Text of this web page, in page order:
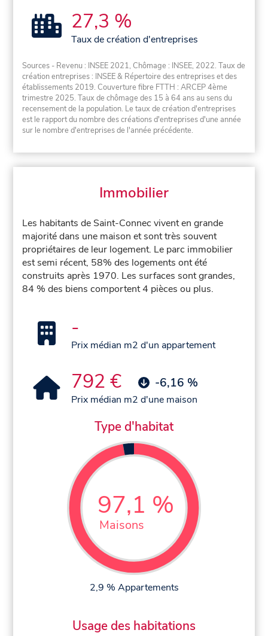
27,3 %
Taux de création d'entreprises
Sources - Revenu : INSEE 2021, Chômage : INSEE, 2022. Taux de
création entreprises : INSEE & Répertoire des entreprises et des
établissements 2019. Couverture fibre FTTH : ARCEP 4ème
trimestre 2025. Taux de chômage des 15 à 64 ans au sens du
recensement de la population. Le taux de création d'entreprises
est le rapport du nombre des créations d'entreprises d'une année
sur le nombre d'entreprises de l'année précédente.
Immobilier
Les habitants de Saint-Connec vivent en grande
majorité dans une maison et sont très souvent
propriétaires de leur logement. Le parc immobilier
est semi récent, 58% des logements ont été
construits après 1970. Les surfaces sont grandes,
84 % des biens comportent 4 pièces ou plus.
-
Prix médian m2 d'un appartement
792 € -6,16 %
Prix médian m2 d'une maison
Type d'habitat
97,1 %
Maisons
2,9 % Appartements
Usage des habitations